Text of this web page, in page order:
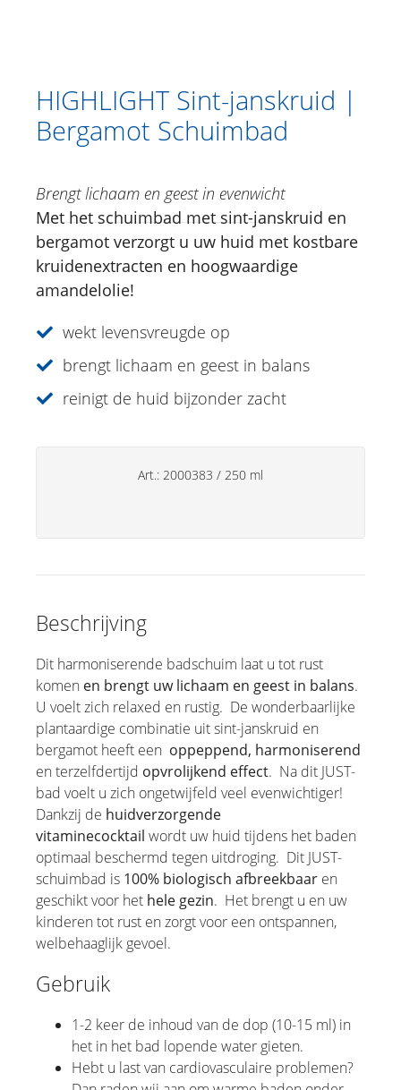
HIGHLIGHT Care Intim verzorgingsgel
Bad
Catalogus
Douche
Lichaamsverzorging
Kruidencrèmes
Voetverzorging
Gesichtsverzorging
Aromatherapie
Deo's
Handverzorging
Huishoudsproducten
HIGHLIGHT Sint-janskruid |
Bergamot Schuimbad
Brengt lichaam en geest in evenwicht
Met het schuimbad met sint-janskruid en
bergamot verzorgt u uw huid met kostbare
kruidenextracten en hoogwaardige
amandelolie!
wekt levensvreugde op
brengt lichaam en geest in balans
reinigt de huid bijzonder zacht
Art.: 2000383 / 250 ml
Beschrijving
Dit harmoniserende badschuim laat u tot rust
komen en brengt uw lichaam en geest in balans.
U voelt zich relaxed en rustig. De wonderbaarlijke
plantaardige combinatie uit sint-janskruid en
bergamot heeft een oppeppend, harmoniserend
en terzelfdertijd opvrolijkend effect. Na dit JUST-
bad voelt u zich ongetwijfeld veel evenwichtiger!
Dankzij de huidverzorgende
vitaminecocktail wordt uw huid tijdens het baden
optimaal beschermd tegen uitdroging. Dit JUST-
schuimbad is 100% biologisch afbreekbaar en
geschikt voor het hele gezin. Het brengt u en uw
kinderen tot rust en zorgt voor een ontspannen,
welbehaaglijk gevoel.
Gebruik
1-2 keer de inhoud van de dop (10-15 ml) in
het in het bad lopende water gieten.
Hebt u last van cardiovasculaire problemen?